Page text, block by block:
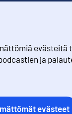
evästeitä
ja
evästeet